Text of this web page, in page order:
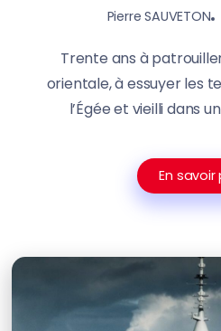
Pierre SAUVETON
Trente ans à
orientale, à essuyer les
l’Égée et vieilli dans
En savoir